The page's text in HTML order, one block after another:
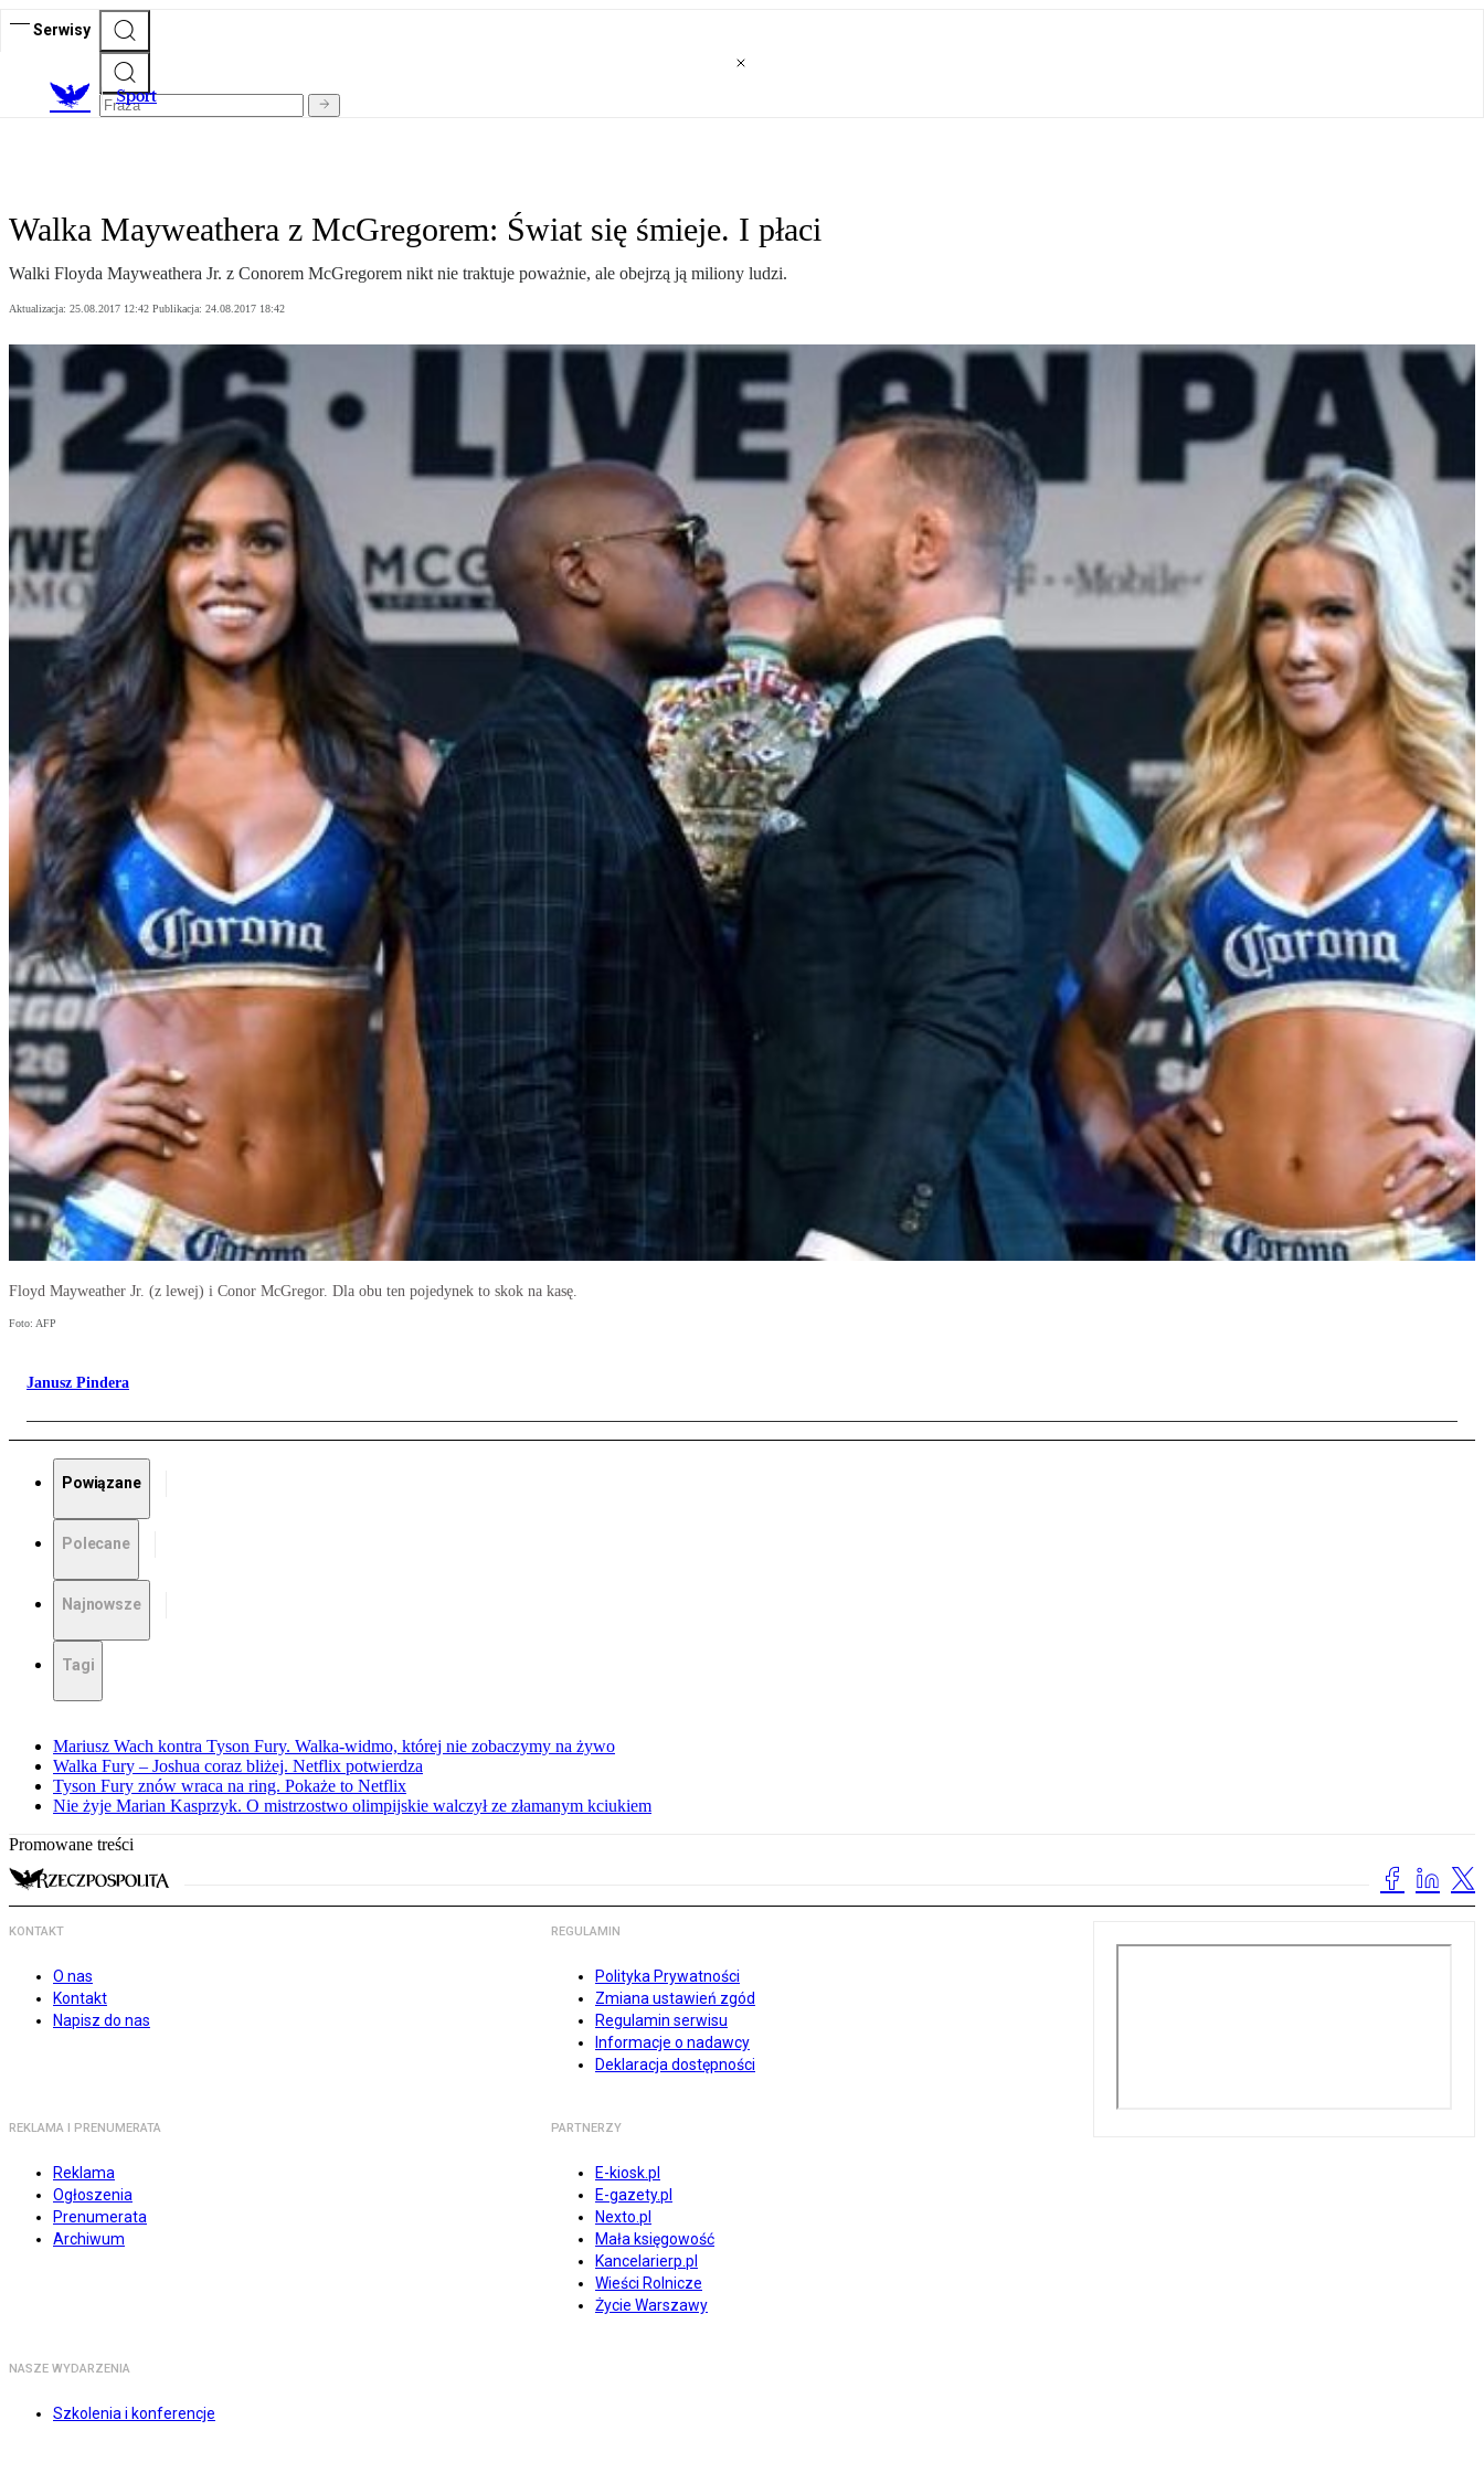
Serwisy
Sport
Walka Mayweathera z McGregorem: Świat się śmieje. I płaci
Walki Floyda Mayweathera Jr. z Conorem McGregorem nikt nie traktuje poważnie, ale obejrzą ją miliony ludzi.
Aktualizacja: 25.08.2017 12:42 Publikacja: 24.08.2017 18:42
Floyd Mayweather Jr. (z lewej) i Conor McGregor. Dla obu ten pojedynek to skok na kasę.
Foto: AFP
Janusz Pindera
Powiązane
Polecane
Najnowsze
Tagi
Mariusz Wach kontra Tyson Fury. Walka-widmo, której nie zobaczymy na żywo
Walka Fury – Joshua coraz bliżej. Netflix potwierdza
Tyson Fury znów wraca na ring. Pokaże to Netflix
Nie żyje Marian Kasprzyk. O mistrzostwo olimpijskie walczył ze złamanym kciukiem
Promowane treści
KONTAKT
O nas
Kontakt
Napisz do nas
REGULAMIN
Polityka Prywatności
Zmiana ustawień zgód
Regulamin serwisu
Informacje o nadawcy
Deklaracja dostępności
REKLAMA I PRENUMERATA
Reklama
Ogłoszenia
Prenumerata
Archiwum
PARTNERZY
E-kiosk.pl
E-gazety.pl
Nexto.pl
Mała księgowość
Kancelarierp.pl
Wieści Rolnicze
Życie Warszawy
NASZE WYDARZENIA
Szkolenia i konferencje